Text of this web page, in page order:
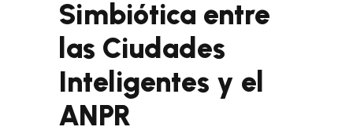
Simbiótica entre
las Ciudades
Inteligentes y el
ANPR